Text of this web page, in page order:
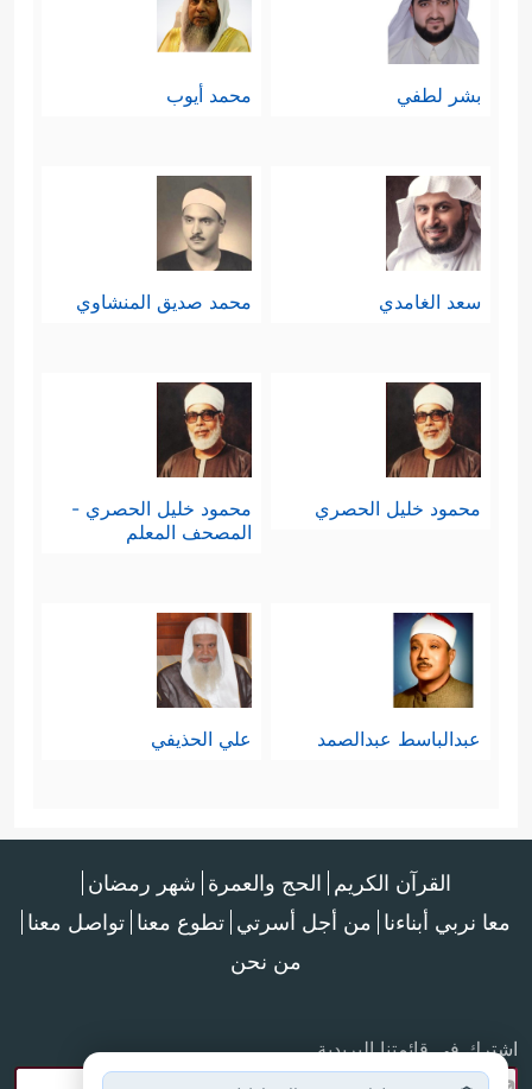
بشر لطفي محمد أيوب
سعد الغامدي محمد صديق المنشاوي
محمود خليل الحصري
محمود خليل الحصري -
المصحف المعلم
عبدالباسط عبدالصمد علي الحذيفي
القرآن الكريم الحج والعمرة شهر رمضان
معا نربي أبناءنا من أجل أسرتي تطوع معنا تواصل معنا
من نحن
اشترك في قائمتنا البريدية